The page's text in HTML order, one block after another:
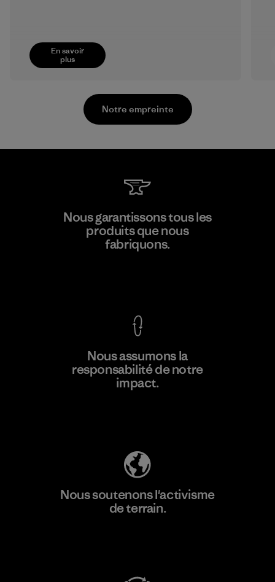
En savoir
plus
Toray International, Inc.
Material-supplier
Notre empreinte
Nous garantissons tous les
produits que nous
fabriquons.
Nous assumons la
responsabilité de notre
impact.
Nous soutenons l'activisme
de terrain.